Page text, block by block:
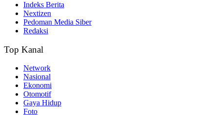
Indeks Berita
Nextizen
Pedoman Media Siber
Redaksi
Top Kanal
Network
Nasional
Ekonomi
Otomotif
Gaya Hidup
Foto